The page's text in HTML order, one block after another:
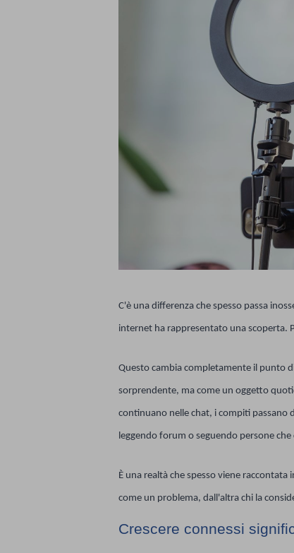
C'è una differenza che spesso passa
internet ha rappresentato una scoperta.
Questo cambia completamente il punto
sorprendente, ma come un oggetto
continuano nelle chat, i compiti passano
leggendo forum o seguendo persone
È una realtà che spesso viene
come un problema, dall'altra chi la
Crescere connessi